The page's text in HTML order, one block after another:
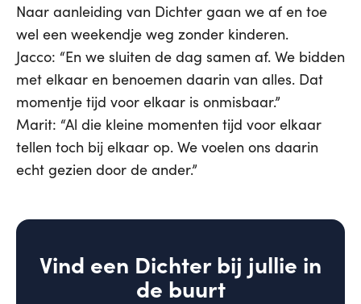
Naar aanleiding van Dichter gaan we af en toe
wel een weekendje weg zonder kinderen.
Jacco: “En we sluiten de dag samen af. We bidden
met elkaar en benoemen daarin van alles. Dat
momentje tijd voor elkaar is onmisbaar.”
Marit: “Al die kleine momenten tijd voor elkaar
tellen toch bij elkaar op. We voelen ons daarin
echt gezien door de ander.”
Vind een Dichter bij jullie in
de buurt